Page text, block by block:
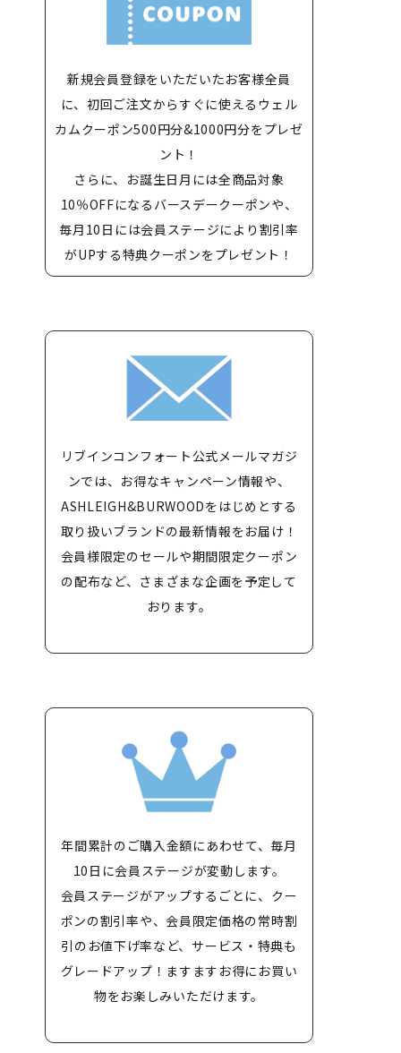
新規会員登録をいただいたお客様全員
に、初回ご注文からすぐに使えるウェル
カムクーポン500円分&1000円分をプレゼ
ント！
さらに、お誕生日月には全商品対象
10％OFFになるバースデークーポンや、
毎月10日には会員ステージにより割引率
がUPする特典クーポンをプレゼント！
リブインコンフォート公式メールマガジ
ンでは、お得なキャンペーン情報や、
ASHLEIGH&BURWOODをはじめとする
取り扱いブランドの最新情報をお届け！
会員様限定のセールや期間限定クーポン
の配布など、さまざまな企画を予定して
おります。
年間累計のご購入金額にあわせて、毎月
10日に会員ステージが変動します。
会員ステージがアップするごとに、クー
ポンの割引率や、会員限定価格の常時割
引のお値下げ率など、サービス・特典も
グレードアップ！ますますお得にお買い
物をお楽しみいただけます。